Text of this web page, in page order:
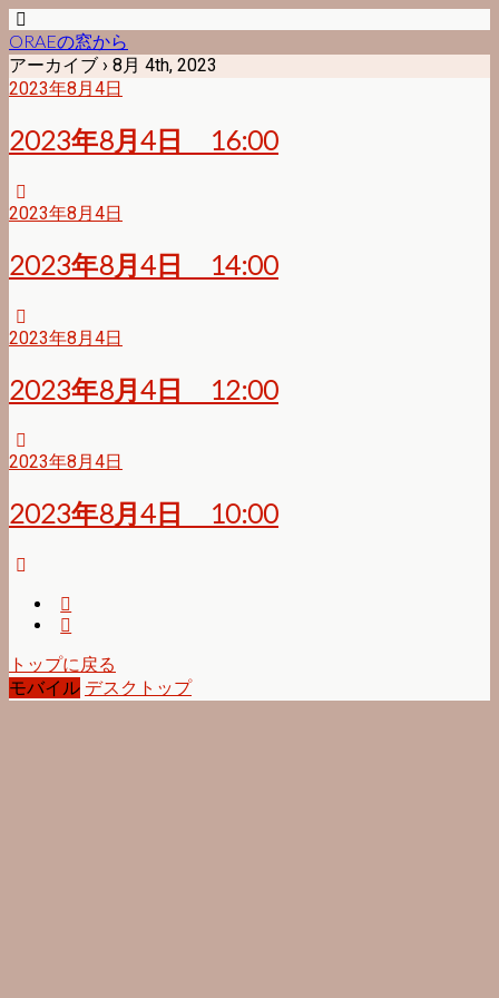
ORAEの窓から
アーカイブ › 8月 4th, 2023
2023年8月4日
2023年8月4日 16:00
2023年8月4日
2023年8月4日 14:00
2023年8月4日
2023年8月4日 12:00
2023年8月4日
2023年8月4日 10:00
トップに戻る
モバイル デスクトップ